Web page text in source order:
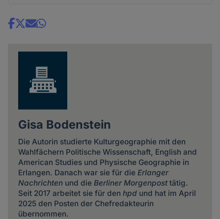
Share
Gisa Bodenstein
Die Autorin studierte Kulturgeographie mit den
Wahlfächern Politische Wissenschaft, English and
American Studies und Physische Geographie in
Erlangen. Danach war sie für die Erlanger
Nachrichtenund die Berliner Morgenposttätig.
Seit 2017 arbeitet sie für den hpdund hat im April
2025 den Posten der Chefredakteurin
übernommen.